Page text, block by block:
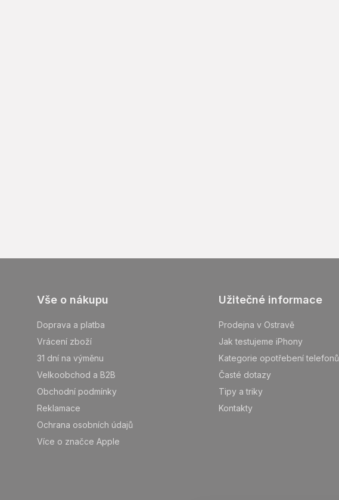
Vše o nákupu
Doprava a platba
Vrácení zboží
31 dní na výměnu
Velkoobchod a B2B
Obchodní podmínky
Reklamace
Ochrana osobních údajů
Více o značce Apple
Užitečné informace
Prodejna v Ostravě
Jak testujeme iPhony
Kategorie opotřebení telefonů
Časté dotazy
Tipy a triky
Kontakty